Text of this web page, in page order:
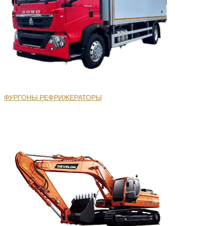
ФУРГОНЫ РЕФРИЖЕРАТОРЫ